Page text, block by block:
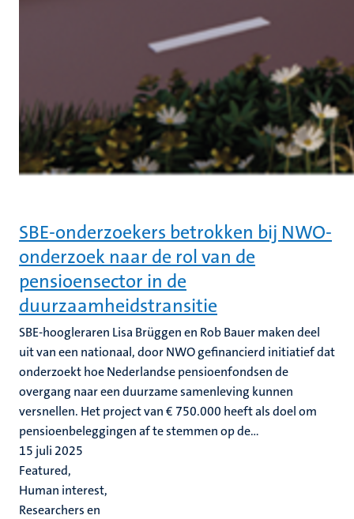
SBE-onderzoekers betrokken bij NWO-
onderzoek naar de rol van de
pensioensector in de
duurzaamheidstransitie
SBE-hoogleraren Lisa Brüggen en Rob Bauer maken deel
uit van een nationaal, door NWO gefinancierd initiatief dat
onderzoekt hoe Nederlandse pensioenfondsen de
overgang naar een duurzame samenleving kunnen
versnellen. Het project van € 750.000 heeft als doel om
pensioenbeleggingen af te stemmen op de...
15 juli 2025
Featured,
Human interest,
Researchers en